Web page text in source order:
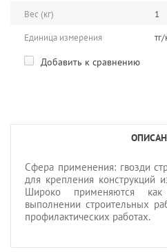
Вес (кг)
1
Единица измерения
тг/
Добавить к сравнению
Сфера применения: гвозди
для крепления конструкций
Широко применяются как
выполнении строительных
профилактических работах.